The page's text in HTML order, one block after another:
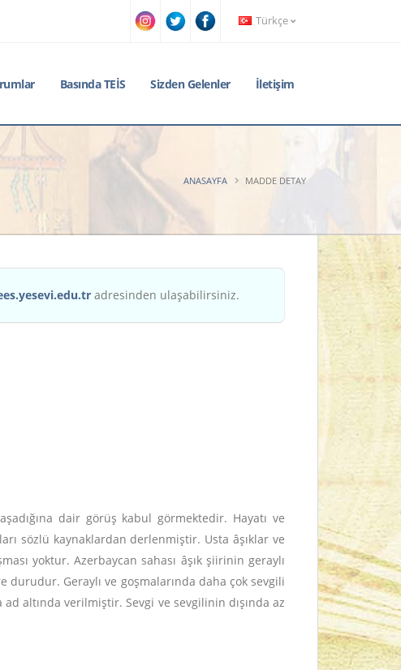
Türkçe
Basında TEİS Sizden Gelenler İletişim
ANASAYFA MADDE DETAY
adresinden ulaşabilirsiniz.
dair görüş kabul görmektedir. Hayatı ve
sözlü kaynaklardan derlenmiştir. Usta âşıklar ve
yoktur. Azerbaycan sahası âşık şiirinin geraylı
durudur. Geraylı ve goşmalarında daha çok sevgili
altında verilmiştir. Sevgi ve sevgilinin dışında az